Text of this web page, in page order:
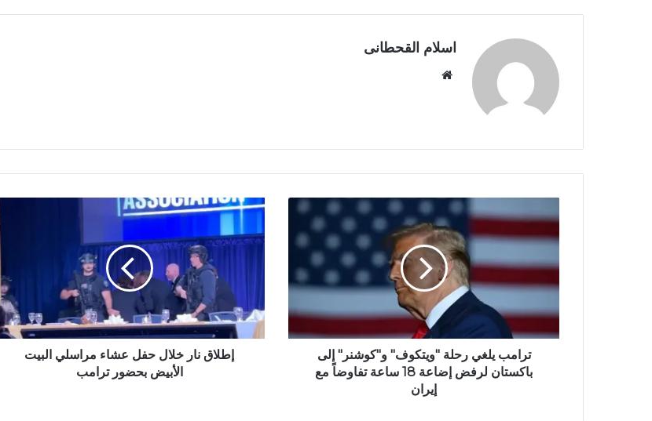
اسلام القحطانى
ا
ب
ترامب يلغي رحلة "ويتكوف" و"كوشنر" إلى
باكستان لرفض إضاعة 18 ساعة تفاوضاً مع
إيران
إطلاق نار خلال حفل عشاء مراسلي البيت
الأبيض بحضور ترامب